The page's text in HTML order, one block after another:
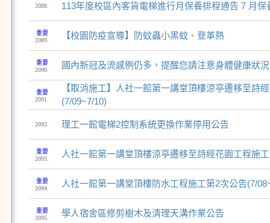
2088. 113年度校區內客貨電梯進行月保養排程通告 7 月保
重要
2089.
【校園防疫宣導】防蚊蟲小黑蚊、登革熱
重要
2090.
國內新冠及流感例仍多，提醒您請注意身體健康狀
重要
2091.
【取消施工】人社一館第一講堂頂樓涼亭遷移至詩
(7/09~7/10)
2092. 理工一館電梯2控制系統更換作業停用公告
重要
2093.
人社一館第一講堂頂樓涼亭遷移至詩經花園工程施
重要
2094.
人社一館第一講堂頂樓防水工程施工第2次公告(7/
重要
2095.
學人宿舍區修剪樹木及清理天溝作業公告